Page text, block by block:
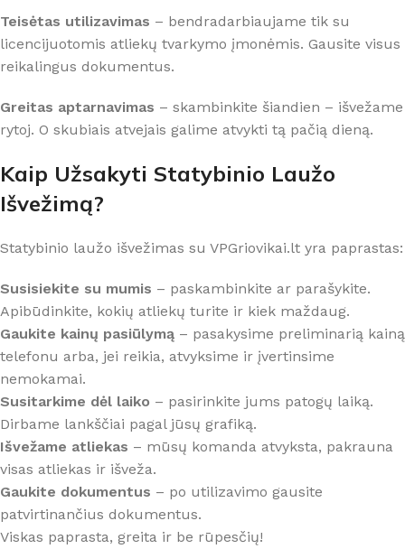
Teisėtas utilizavimas – bendradarbiaujame tik su
licencijuotomis atliekų tvarkymo įmonėmis. Gausite visus
reikalingus dokumentus.
Greitas aptarnavimas – skambinkite šiandien – išvežame
rytoj. O skubiais atvejais galime atvykti tą pačią dieną.
Kaip Užsakyti Statybinio Laužo
Išvežimą?
Statybinio laužo išvežimas su VPGriovikai.lt yra paprastas:
Susisiekite su mumis – paskambinkite ar parašykite.
Apibūdinkite, kokių atliekų turite ir kiek maždaug.
Gaukite kainų pasiūlymą – pasakysime preliminarią kainą
telefonu arba, jei reikia, atvyksime ir įvertinsime
nemokamai.
Susitarkime dėl laiko – pasirinkite jums patogų laiką.
Dirbame lankščiai pagal jūsų grafiką.
Išvežame atliekas – mūsų komanda atvyksta, pakrauna
visas atliekas ir išveža.
Gaukite dokumentus – po utilizavimo gausite
patvirtinančius dokumentus.
Viskas paprasta, greita ir be rūpesčių!